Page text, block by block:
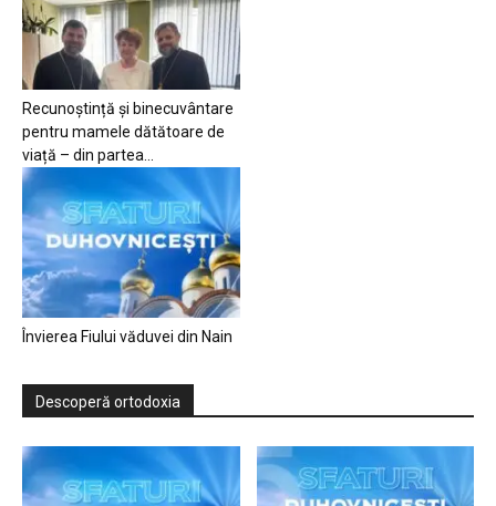
Recunoștință și binecuvântare
pentru mamele dătătoare de
viață – din partea...
Învierea Fiului văduvei din Nain
Descoperă ortodoxia